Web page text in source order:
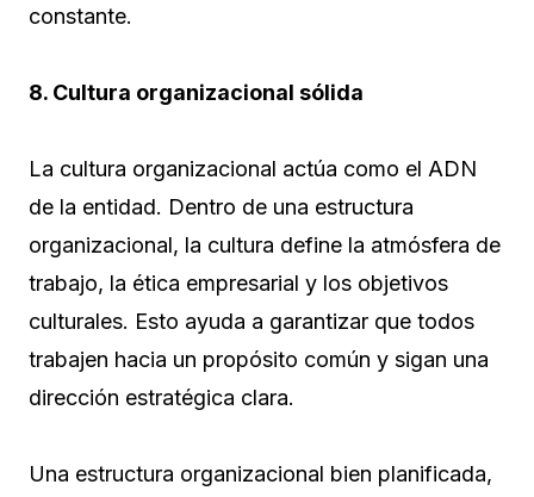
constante.
8. Cultura organizacional sólida
La cultura organizacional actúa como el ADN
de la entidad. Dentro de una estructura
organizacional, la cultura define la atmósfera de
trabajo, la ética empresarial y los objetivos
culturales. Esto ayuda a garantizar que todos
trabajen hacia un propósito común y sigan una
dirección estratégica clara.
Una estructura organizacional bien planificada,